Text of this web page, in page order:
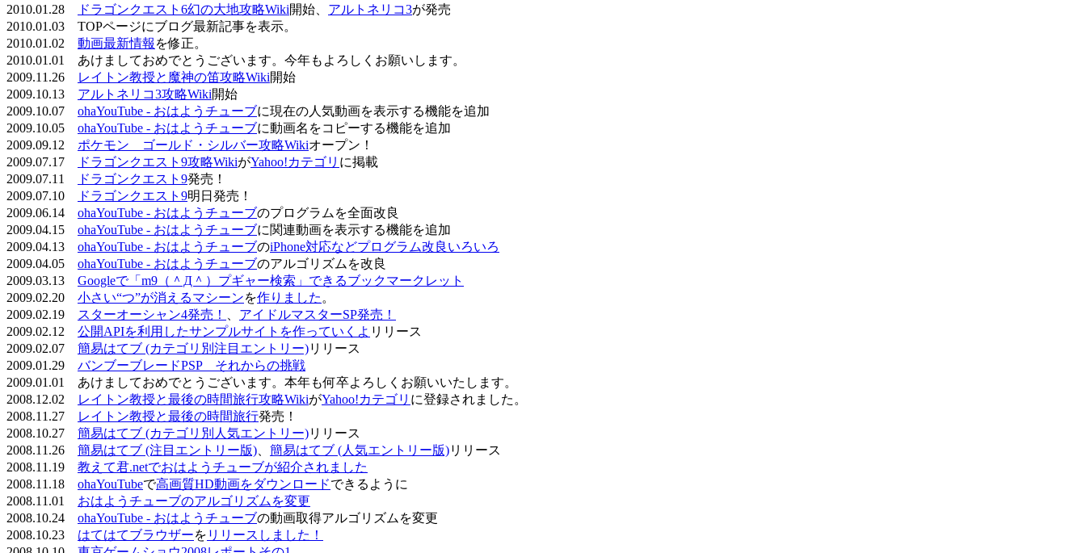
2010.01.28
ドラゴンクエスト6幻の大地攻略Wiki開始、 アルトネリコ3が発売
2010.01.03 TOPページにブログ最新記事を表示。
2010.01.02 動画最新情報 を修正。
2010.01.01 あけましておめでとうございます。今年もよろしくお願いします。
2009.11.26
レイトン教授と魔神の笛攻略Wiki開始
2009.10.13 アルトネリコ3攻略Wiki開始
2009.10.07 ohaYouTube - おはようチューブに現在の人気動画を表示する機能を追加
2009.10.05 ohaYouTube - おはようチューブに動画名をコピーする機能を追加
2009.09.12 ポケモン ゴールド・シルバー攻略Wikiオープン！
2009.07.17
ドラゴンクエスト9攻略WikiがYahoo!カテゴリ に掲載
2009.07.11
ドラゴンクエスト9発売！
2009.07.10
ドラゴンクエスト9明日発売！
2009.06.14 ohaYouTube - おはようチューブのプログラムを全面改良
2009.04.15 ohaYouTube - おはようチューブに関連動画を表示する機能を追加
2009.04.13 ohaYouTube - おはようチューブのiPhone対応などプログラム改良いろいろ
2009.04.05 ohaYouTube - おはようチューブのアルゴリズムを改良
2009.03.13 Googleで「m9（＾Д＾）プギャー検索」できるブックマークレット
2009.02.20 小さい“つ”が消えるマシーンを作りました 。
2009.02.19
スターオーシャン4発売！
アイドルマスターSP発売！
2009.02.12 公開APIを利用したサンプルサイトを作っていくよ リリース
2009.02.07 簡易はてブ (カテゴリ別注目エントリー)リリース
2009.01.29 バンブーブレードPSP それからの挑戦
2009.01.01 あけましておめでとうございます。本年も何卒よろしくお願いいたします。
2008.12.02
レイトン教授と最後の時間旅行攻略WikiがYahoo!カテゴリ に登録されました。
2008.11.27
レイトン教授と最後の時間旅行発売！
2008.10.27 簡易はてブ (カテゴリ別人気エントリー)リリース
2008.11.26 簡易はてブ (注目エントリー版) 簡易はてブ (人気エントリー版)リリース
2008.11.19 教えて君.netでおはようチューブが紹介されました
2008.11.18 ohaYouTubeで高画質HD動画をダウンロードできるように
2008.11.01 おはようチューブのアルゴリズムを変更
2008.10.24 ohaYouTube - おはようチューブの動画取得アルゴリズムを変更
2008.10.23 はてはてブラウザーを リリースしました！